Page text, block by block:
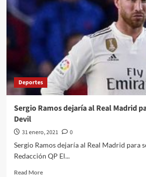
Deportes
Sergio Ramos dejaría al Real Madrid
Devil
31 enero, 2021
0
Sergio Ramos dejaría al Real Madrid para
Redacción QP El...
Read MoreRead